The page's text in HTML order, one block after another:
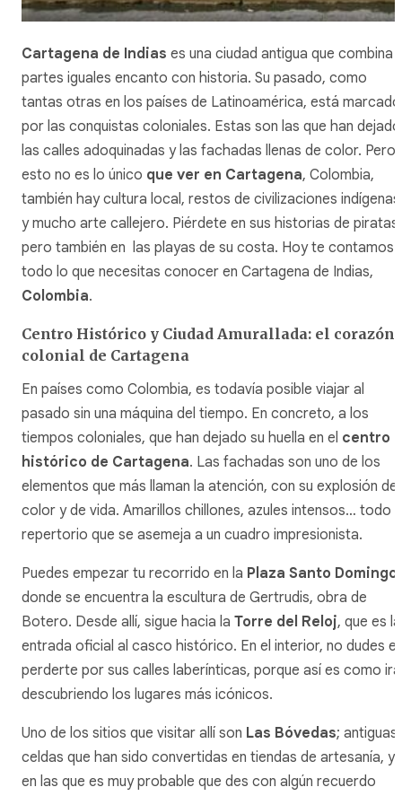
Cartagena de Indias es una ciudad antigua que combina
partes iguales encanto con historia. Su pasado, como
tantas otras en los países de Latinoamérica, está marcado
por las conquistas coloniales. Estas son las que han dejado
las calles adoquinadas y las fachadas llenas de color. Pero
esto no es lo único que ver en Cartagena, Colombia,
también hay cultura local, restos de civilizaciones indígenas
y mucho arte callejero. Piérdete en sus historias de piratas,
pero también en las playas de su costa. Hoy te contamos
todo lo que necesitas conocer en Cartagena de Indias,
Colombia.
Centro Histórico y Ciudad Amurallada: el corazón
colonial de Cartagena
En países como Colombia, es todavía posible viajar al
pasado sin una máquina del tiempo. En concreto, a los
tiempos coloniales, que han dejado su huella en el centro
histórico de Cartagena. Las fachadas son uno de los
elementos que más llaman la atención, con su explosión de
color y de vida. Amarillos chillones, azules intensos… todo
repertorio que se asemeja a un cuadro impresionista.
Puedes empezar tu recorrido en la Plaza Santo Domingo
donde se encuentra la escultura de Gertrudis, obra de
Botero. Desde allí, sigue hacia la Torre del Reloj, que es la
entrada oficial al casco histórico. En el interior, no dudes
perderte por sus calles laberínticas, porque así es como
descubriendo los lugares más icónicos.
Uno de los sitios que visitar allí son Las Bóvedas; antiguas
celdas que han sido convertidas en tiendas de artesanía, y
en las que es muy probable que des con algún recuerdo